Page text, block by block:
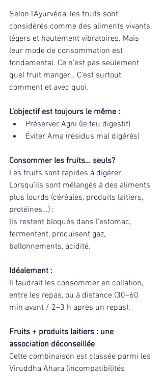
Selon l'Ayurvéda, les fruits sont
considérés comme des aliments vivants,
légers et hautement vibratoires. Mais
leur mode de consommation est
fondamental. Ce n’est pas seulement
quel fruit manger… C’est surtout
comment et avec quoi.
L’objectif est toujours le même :
Préserver Agni (le feu digestif)
Éviter Ama (résidus mal digérés)
Consommer les fruits… seuls?
Les fruits sont rapides à digérer.
Lorsqu’ils sont mélangés à des aliments
plus lourds (céréales, produits laitiers,
protéines…) :
Ils restent bloqués dans l’estomac,
fermentent, produisent gaz,
ballonnements, acidité.
Idéalement :
Il faudrait les consommer en collation,
entre les repas, ou à distance (30–60
min avant / 2–3 h après un repas).
Fruits + produits laitiers : une
association déconseillée
Cette combinaison est classée parmi les
Viruddha Ahara (incompatibilités